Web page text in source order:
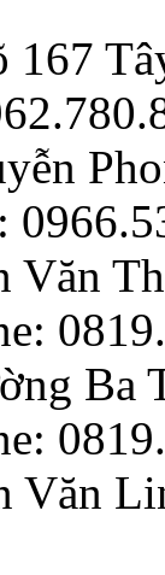
167
Văn
Ba
Văn